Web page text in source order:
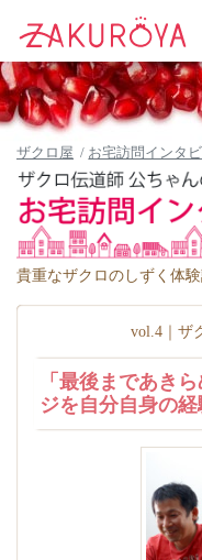
ザクロ屋 お宅訪問インタ
貴重なザクロのしずく体験
vol.4｜ザ
「最後まであき
ジを自分自身の